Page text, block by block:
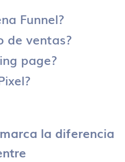
Funnel?
de ventas?
page?
la diferencia